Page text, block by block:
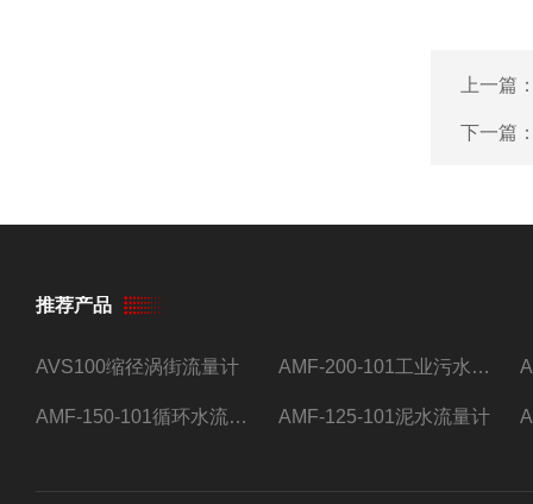
上一篇
下一篇
推荐产品
AVS100缩径涡街流量计 AMF-200-101工业污水流量计
AMF-150-101循环水流量计,电磁流量计 AMF-125-101泥水流量计